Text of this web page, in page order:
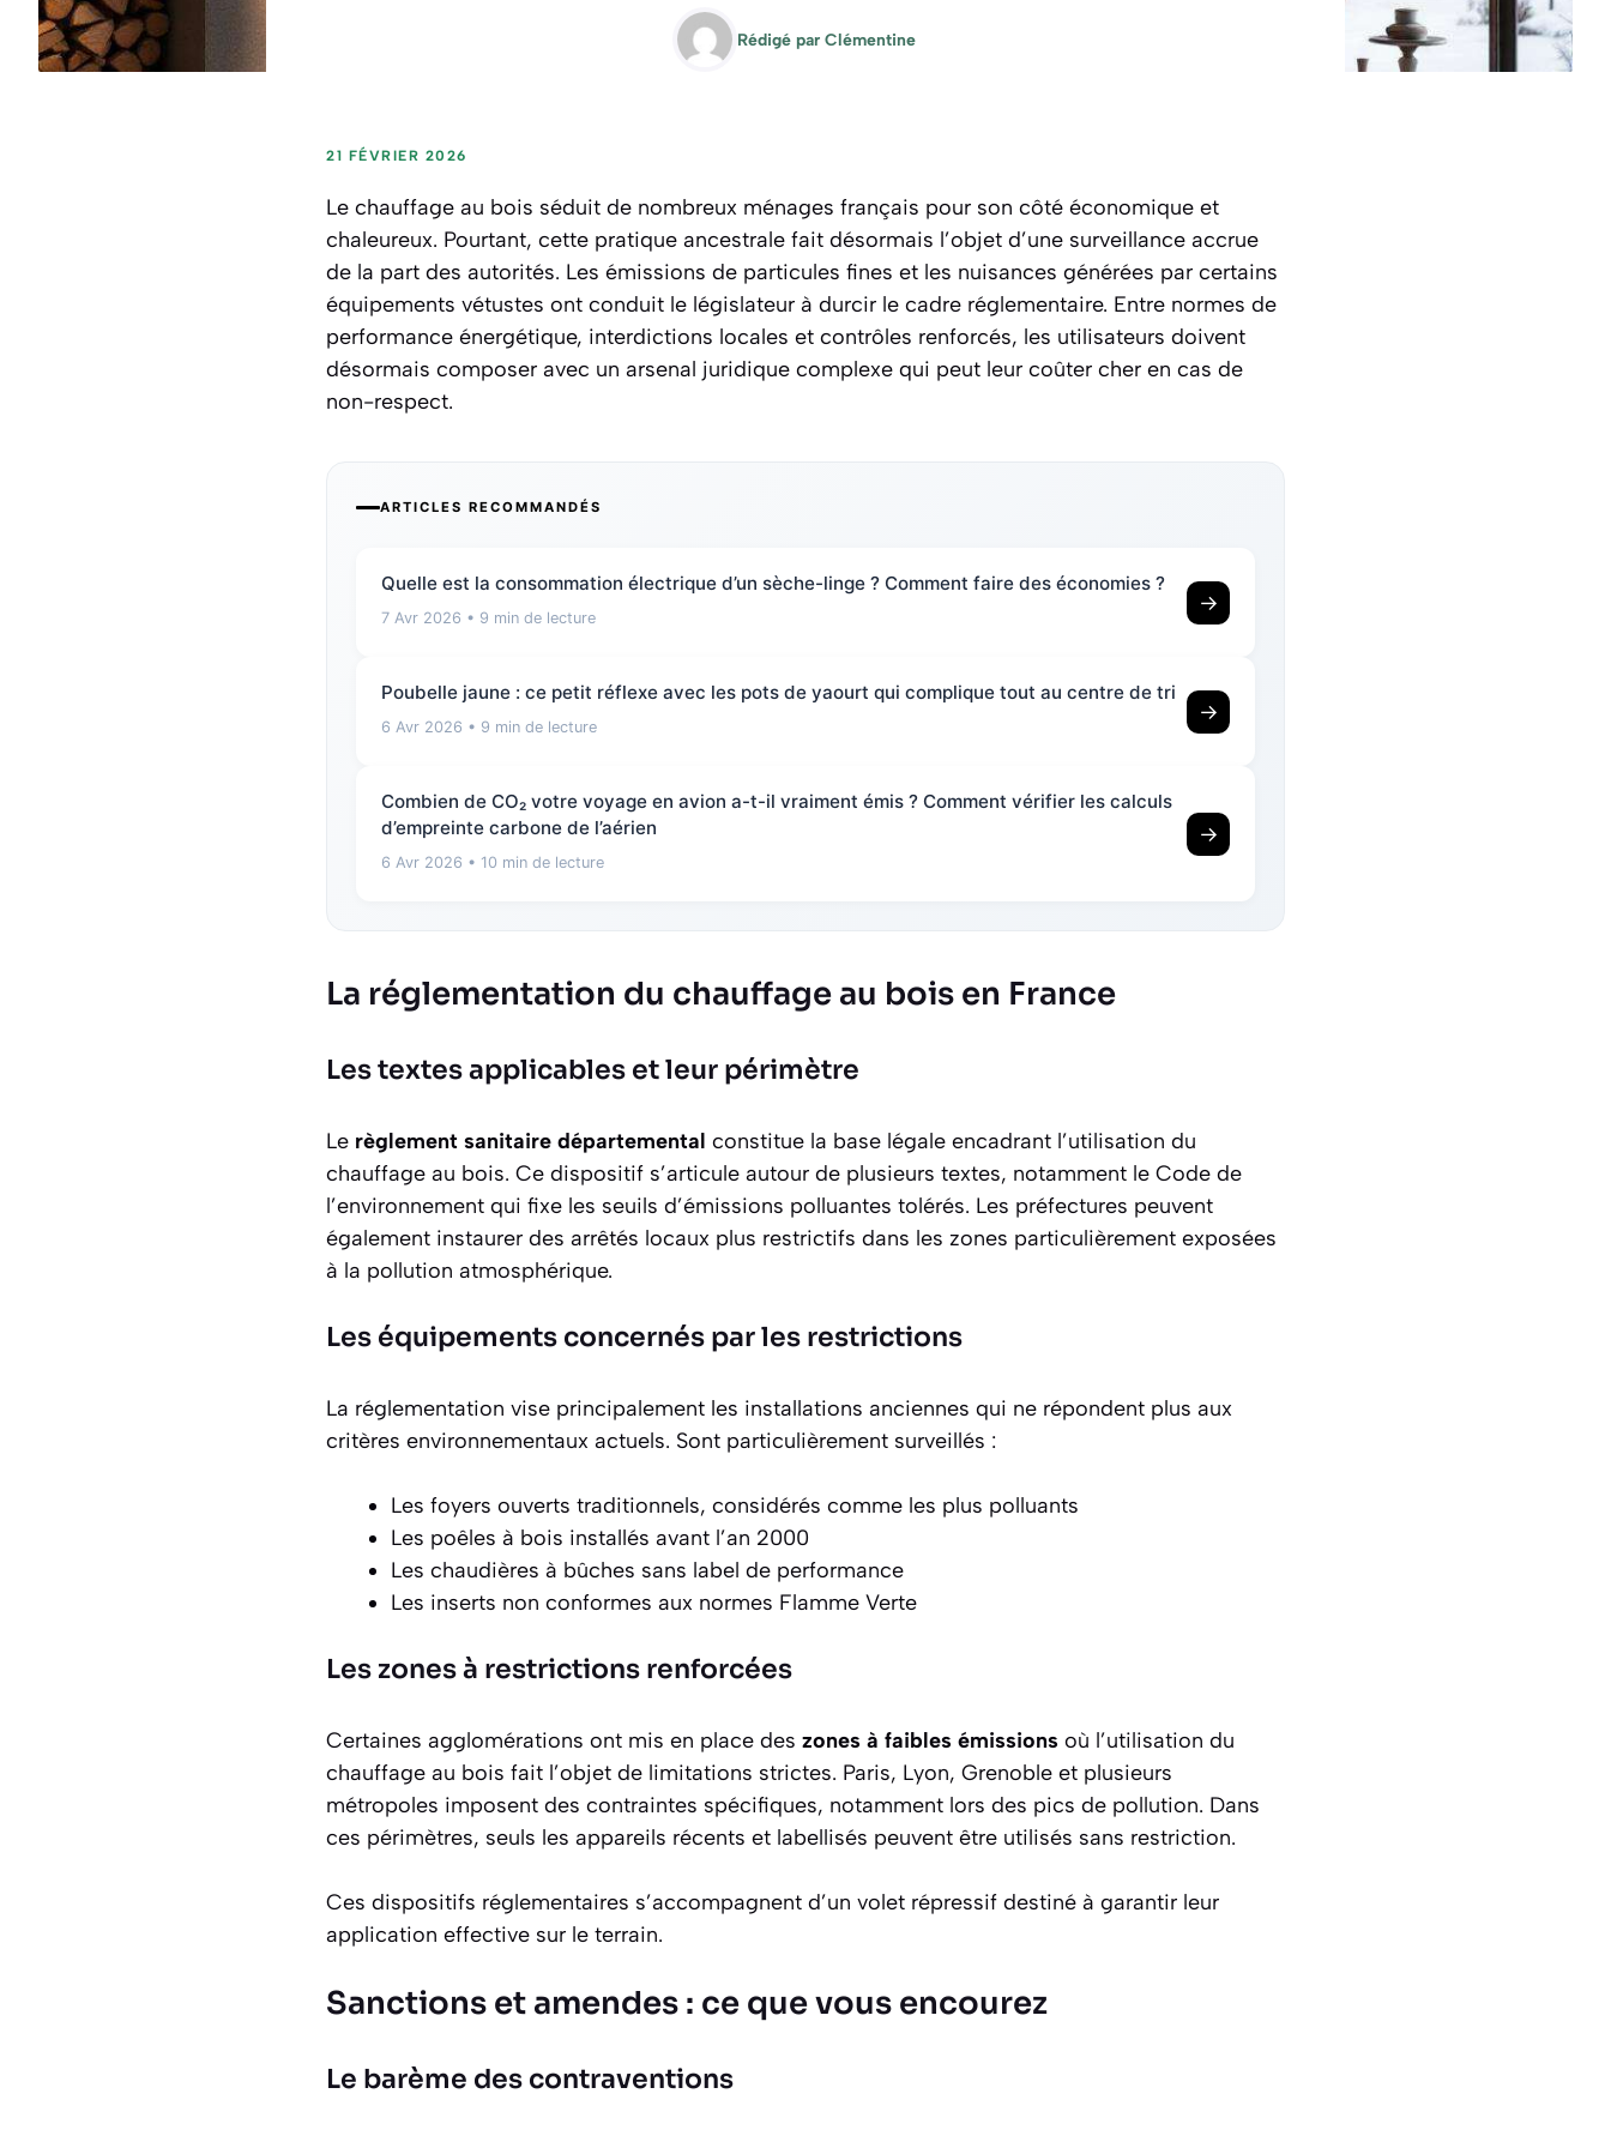
Rédigé par Clémentine
21 FÉVRIER 2026
Le chauffage au bois séduit de nombreux ménages français pour son côté économique et
chaleureux. Pourtant, cette pratique ancestrale fait désormais l’objet d’une surveillance accrue
de la part des autorités. Les émissions de particules fines et les nuisances générées par certains
équipements vétustes ont conduit le législateur à durcir le cadre réglementaire. Entre normes de
performance énergétique, interdictions locales et contrôles renforcés, les utilisateurs doivent
désormais composer avec un arsenal juridique complexe qui peut leur coûter cher en cas de
non-respect.
ARTICLES RECOMMANDÉS
Quelle est la consommation électrique d’un sèche-linge ? Comment faire des économies ?
7 Avr 2026 • 9 min de lecture
→
Poubelle jaune : ce petit réflexe avec les pots de yaourt qui complique tout au centre de tri
6 Avr 2026 • 9 min de lecture
→
Combien de CO₂ votre voyage en avion a-t-il vraiment émis ? Comment vérifier les calculs
d’empreinte carbone de l’aérien
6 Avr 2026 • 10 min de lecture
→
La réglementation du chauffage au bois en France
Les textes applicables et leur périmètre
Le règlement sanitaire départemental constitue la base légale encadrant l’utilisation du
chauffage au bois. Ce dispositif s’articule autour de plusieurs textes, notamment le Code de
l’environnement qui fixe les seuils d’émissions polluantes tolérés. Les préfectures peuvent
également instaurer des arrêtés locaux plus restrictifs dans les zones particulièrement exposées
à la pollution atmosphérique.
Les équipements concernés par les restrictions
La réglementation vise principalement les installations anciennes qui ne répondent plus aux
critères environnementaux actuels. Sont particulièrement surveillés :
Les foyers ouverts traditionnels, considérés comme les plus polluants
Les poêles à bois installés avant l’an 2000
Les chaudières à bûches sans label de performance
Les inserts non conformes aux normes Flamme Verte
Les zones à restrictions renforcées
Certaines agglomérations ont mis en place des zones à faibles émissions où l’utilisation du
chauffage au bois fait l’objet de limitations strictes. Paris, Lyon, Grenoble et plusieurs
métropoles imposent des contraintes spécifiques, notamment lors des pics de pollution. Dans
ces périmètres, seuls les appareils récents et labellisés peuvent être utilisés sans restriction.
Ces dispositifs réglementaires s’accompagnent d’un volet répressif destiné à garantir leur
application effective sur le terrain.
Sanctions et amendes : ce que vous encourez
Le barème des contraventions